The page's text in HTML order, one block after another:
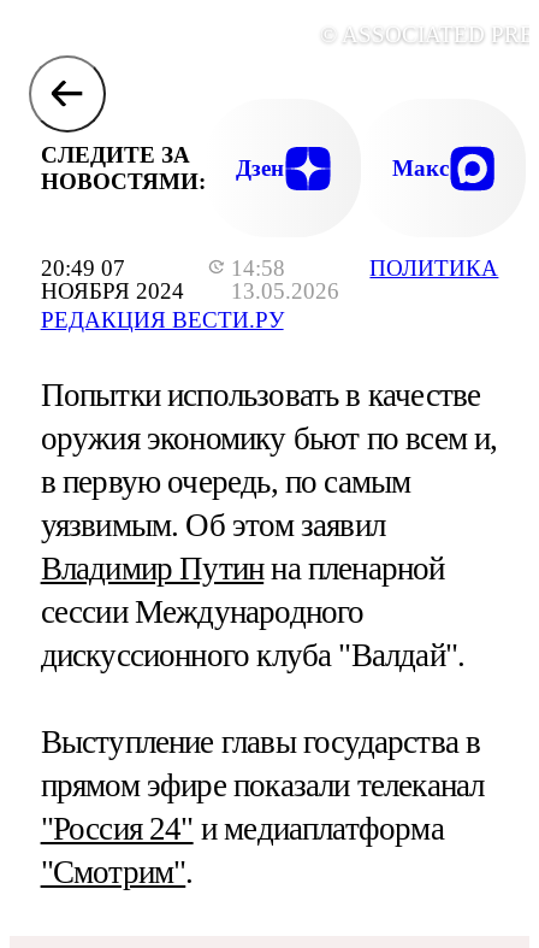
20:49 07
НОЯБРЯ 2024
14:58
13.05.2026
РЕДАКЦИЯ ВЕСТИ.РУ
ПОЛИТИКА
© ASSOCIATED
СЛЕДИТЕ ЗА
НОВОСТЯМИ:
Дзен Макс
Попытки использовать в качестве
оружия экономику бьют по всем и,
в первую очередь, по самым
уязвимым. Об этом заявил
Владимир Путинна пленарной
сессии Международного
дискуссионного клуба "Валдай".
Выступление главы государства в
прямом эфире показали телеканал
"Россия 24" и медиаплатформа
"Смотрим".